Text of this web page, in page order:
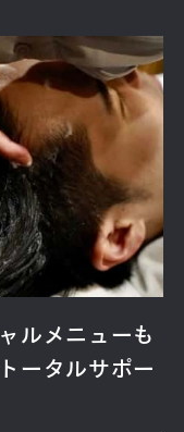
ルメニューも
ータルサポー